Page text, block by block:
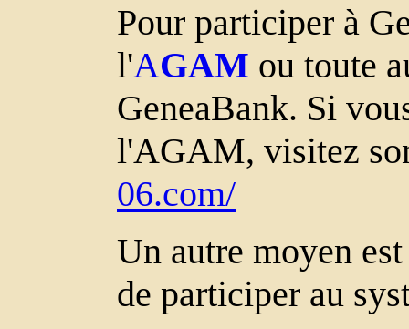
Pour participer à
l'AGAM ou toute
GeneaBank. Si
l'AGAM, visitez
06.com/
Un autre moyen
de participer au